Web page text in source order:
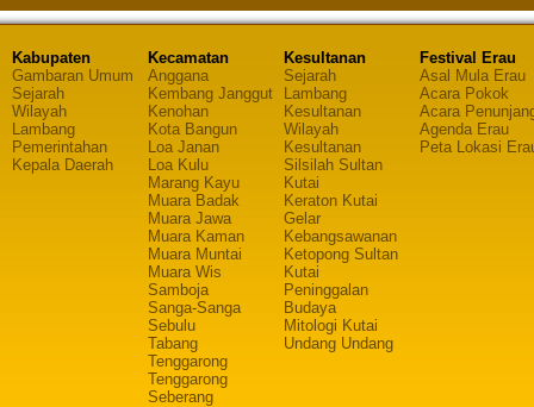
Kabupaten
Gambaran Umum
Sejarah
Wilayah
Lambang
Pemerintahan
Kepala Daerah
Kecamatan
Anggana
Kembang Janggut
Kenohan
Kota Bangun
Loa Janan
Loa Kulu
Marang Kayu
Muara Badak
Muara Jawa
Muara Kaman
Muara Muntai
Muara Wis
Samboja
Sanga-Sanga
Sebulu
Tabang
Tenggarong
Tenggarong
Seberang
Kesultanan
Sejarah
Lambang
Kesultanan
Wilayah
Kesultanan
Silsilah Sultan
Kutai
Keraton Kutai
Gelar
Kebangsawanan
Ketopong Sultan
Kutai
Peninggalan
Budaya
Mitologi Kutai
Undang Undang
Festival Erau
Asal Mula Erau
Acara Pokok
Acara
Agenda Erau
Peta Lokasi